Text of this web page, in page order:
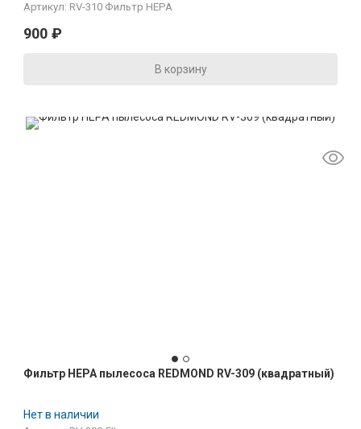
Артикул: RV-310 Фильтр HEPA
900 ₽
В корзину
Фильтр HEPA пылесоса REDMOND RV-309 (квадратный)
Нет в наличии